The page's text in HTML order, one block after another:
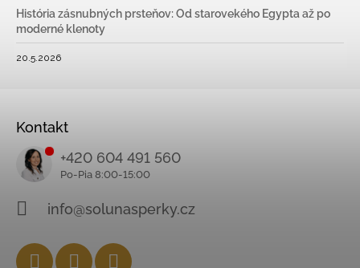
História zásnubných prsteňov: Od starovekého Egypta až po
moderné klenoty
20.5.2026
Kontakt
+420 604 491 560
info@solunasperky.cz